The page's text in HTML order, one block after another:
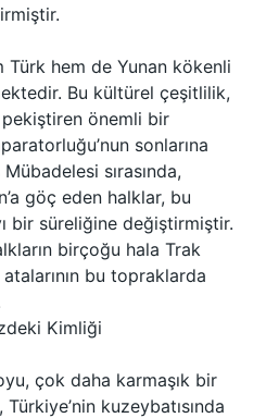
Türk hem de Yunan kökenli
Bu kültürel çeşitlilik,
pekiştiren önemli bir
sonlarına
sırasında,
göç eden halklar, bu
bir süreliğine değiştirmiştir.
birçoğu hala Trak
bu topraklarda
Kimliği
çok daha karmaşık bir
kuzeybatısında